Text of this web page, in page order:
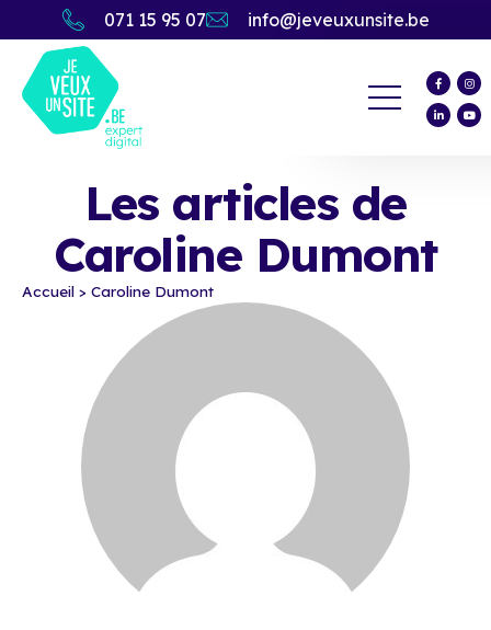
071 15 95 07 info@jeveuxunsite.be
Les articles de
Caroline Dumont
Accueil > Caroline Dumont